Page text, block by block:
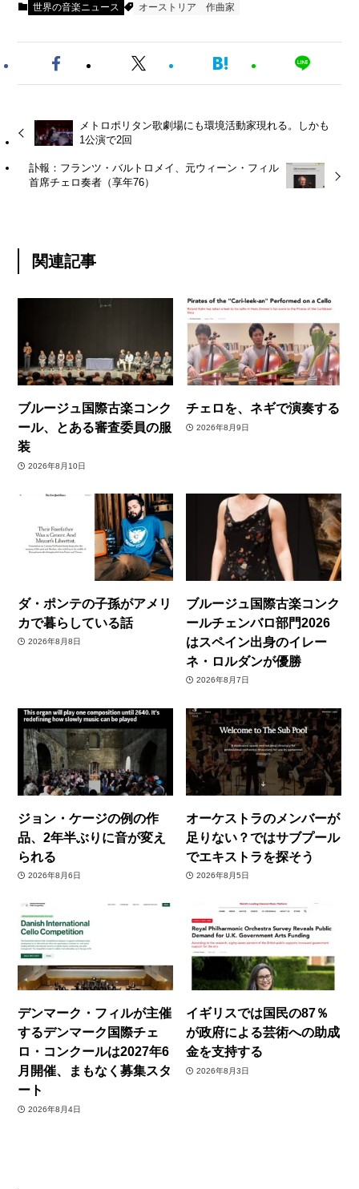
世界の音楽ニュース オーストリア 作曲家
メトロポリタン歌劇場にも環境活動家現れる。しかも
1公演で2回
訃報：フランツ・バルトロメイ、元ウィーン・フィル
首席チェロ奏者（享年76）
関連記事
ブルージュ国際古楽コンク
ール、とある審査委員の服
装
2026年8月10日
チェロを、ネギで演奏する
2026年8月9日
ダ・ポンテの子孫がアメリ
カで暮らしている話
2026年8月8日
ブルージュ国際古楽コンク
ールチェンバロ部門2026
はスペイン出身のイレー
ネ・ロルダンが優勝
2026年8月7日
ジョン・ケージの例の作
品、2年半ぶりに音が変え
られる
2026年8月6日
オーケストラのメンバーが
足りない？ではサブプール
でエキストラを探そう
2026年8月5日
デンマーク・フィルが主催
するデンマーク国際チェ
ロ・コンクールは2027年6
月開催、まもなく募集スタ
ート
2026年8月4日
イギリスでは国民の87％
が政府による芸術への助成
金を支持する
2026年8月3日